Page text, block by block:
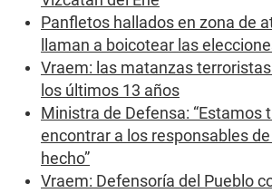
Panfletos hallados en zona de
llaman a boicotear las
Vraem: las matanzas
los últimos 13 años
Ministra de Defensa: “Estamos
encontrar a los responsables
hecho”
Vraem: Defensoría del Pueblo